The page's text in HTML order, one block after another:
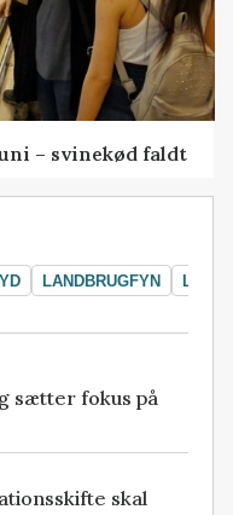
– svinekød faldt
LANDBRUGFYN
sætter fokus på
skal